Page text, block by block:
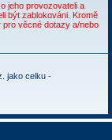
jeho provozovateli a
být zablokováni. Kromě
věcné dotazy a/nebo
jako celku -